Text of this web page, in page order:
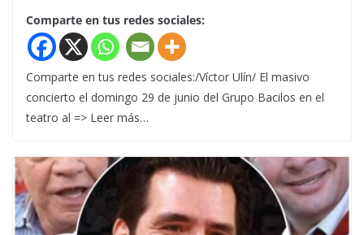
Comparte en tus redes sociales:
Comparte en tus redes sociales:/Víctor Ulín/ El masivo
concierto el domingo 29 de junio del Grupo Bacilos en el
teatro al => Leer más…